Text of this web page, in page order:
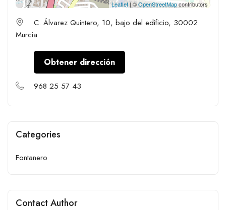
Leaflet | ©OpenStreetMapcontributors
C. Álvarez Quintero, 10, bajo del edificio, 30002
Murcia
Obtener dirección
968 25 57 43
Categories
Fontanero
Contact Author